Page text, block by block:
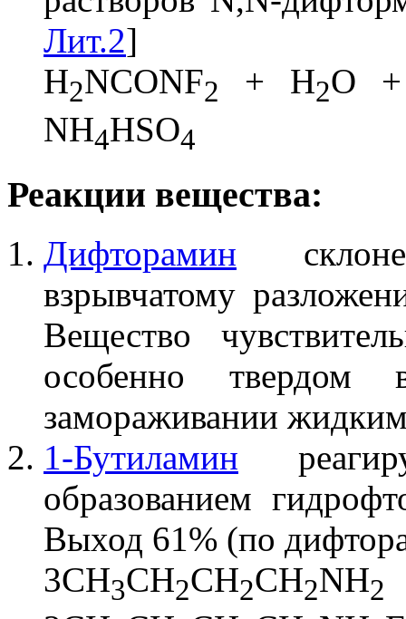
Лит.2]
H2NCONF2 + H2O
NH4HSO4
Реакции вещества:
Дифторамин
взрывчатому
Вещество
особенно твердом
замораживании
1-Бутиламин
образованием
Выход 61% (по
3CH3CH2CH2CH2NH2